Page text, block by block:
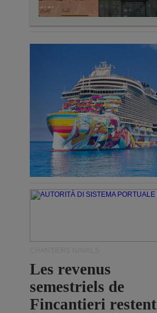
Les revenus
semestriels de
Fincantieri restent